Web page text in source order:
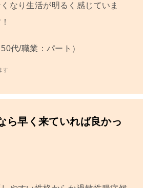
なり生活が明るく感じていま
代/職業：パート）
す
ら早く来ていれば良かっ